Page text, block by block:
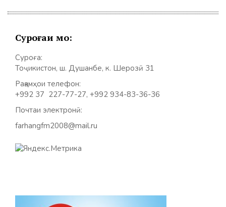
Суроғаи мо:
Суроға:
Тоҷикистон, ш. Душанбе, к. Шерозӣ 31
Рақамҳои телефон:
+992 37 227-77-27, +992 934-83-36-36
Почтаи электронӣ:
farhangfm2008@mail.ru